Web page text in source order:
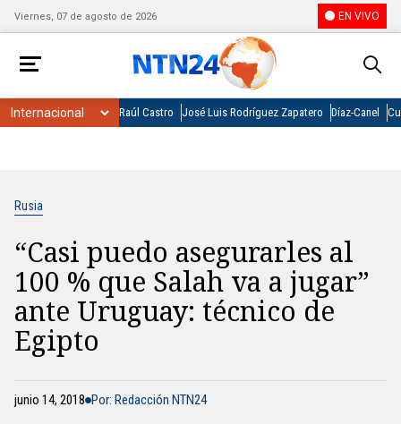
Viernes, 07 de agosto de 2026 EN VIVO
Raúl Castro José Luis Rodríguez Zapatero Díaz-Canel
Rusia
“Casi puedo asegurarles al
100 % que Salah va a jugar”
ante Uruguay: técnico de
Egipto
junio 14, 2018 Por: Redacción NTN24